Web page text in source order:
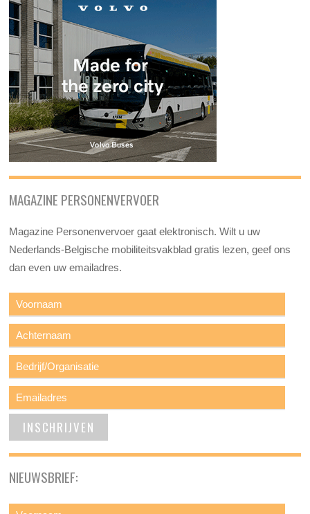
MAGAZINE PERSONENVERVOER
Magazine Personenvervoer gaat elektronisch. Wilt u uw
Nederlands-Belgische mobiliteitsvakblad gratis lezen, geef ons
dan even uw emailadres.
NIEUWSBRIEF: